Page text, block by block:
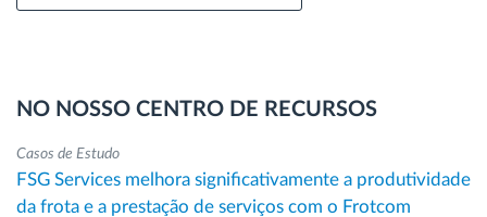
NO NOSSO CENTRO DE RECURSOS
Casos de Estudo
FSG Services melhora significativamente a produtividade
da frota e a prestação de serviços com o Frotcom